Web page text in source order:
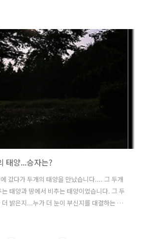
원사에 도착하면 먼저 애련정(愛蓮亭)이 눈에
정 앞에는 연못이 있으며, 그 연못에는 수련이
수북한 잎들 사이로 곱게 피어오른 수련이 살며
다. 수련 하나는 부끄러운지...밖으로 얼굴을 내
사로 극락전 앞마당에..
태양...승자는?
갔다가 두개의 태양을 만났습니다.... 그 두개
태양과 땅에서 비추는 태양이었습니다. 그 두
밝은지...누가 더 눈이 부신지를 대결하는 듯
서는 땅의 태양이 이겼습니다... 하늘의 태양